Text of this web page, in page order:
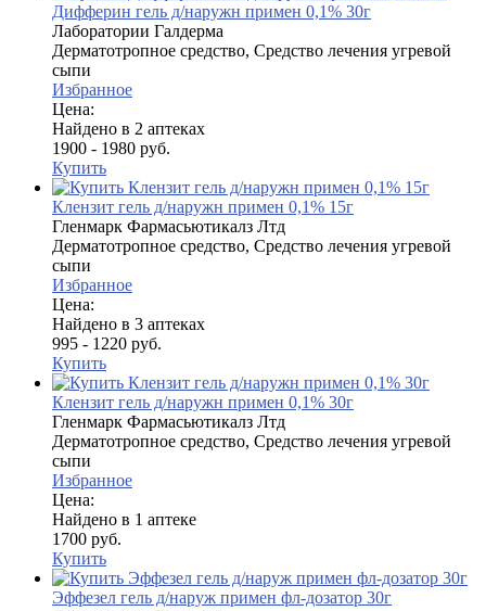
Дифферин гель д/наружн примен 0,1% 30г
Лаборатории Галдерма
Дерматотропное средство, Средство лечения угревой
сыпи
Избранное
Цена:
Найдено в 2 аптеках
1900 - 1980 руб.
Купить
Клензит гель д/наружн примен 0,1% 15г
Гленмарк Фармасьютикалз Лтд
Дерматотропное средство, Средство лечения угревой
сыпи
Избранное
Цена:
Найдено в 3 аптеках
995 - 1220 руб.
Купить
Клензит гель д/наружн примен 0,1% 30г
Гленмарк Фармасьютикалз Лтд
Дерматотропное средство, Средство лечения угревой
сыпи
Избранное
Цена:
Найдено в 1 аптеке
1700 руб.
Купить
Эффезел гель д/наруж примен фл-дозатор 30г